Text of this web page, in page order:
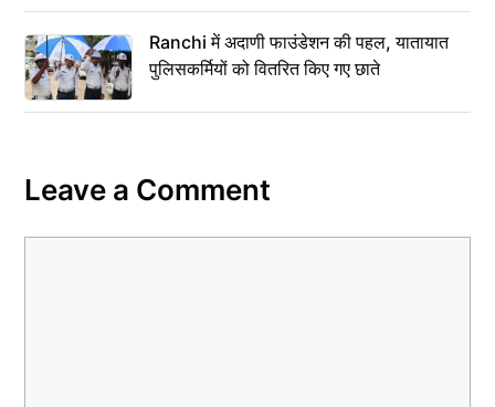
Ranchi में अदाणी फाउंडेशन की पहल, यातायात
पुलिसकर्मियों को वितरित किए गए छाते
Leave a Comment